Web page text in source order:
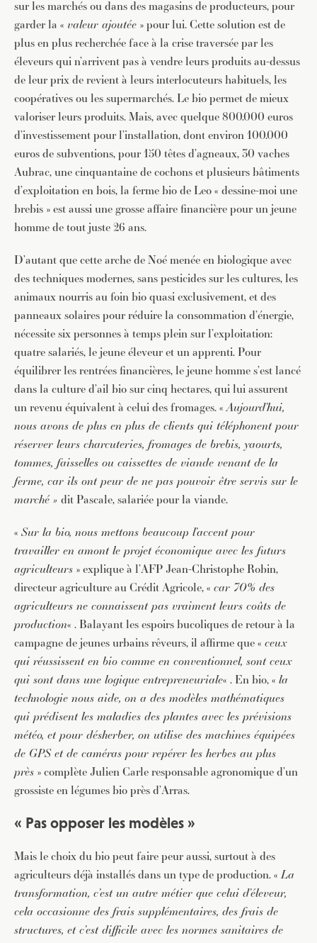
sur les marchés ou dans des magasins de producteurs, pour
garder la « valeur ajoutée » pour lui. Cette solution est de
plus en plus recherchée face à la crise traversée par les
éleveurs qui n’arrivent pas à vendre leurs produits au-dessus
de leur prix de revient à leurs interlocuteurs habituels, les
coopératives ou les supermarchés. Le bio permet de mieux
valoriser leurs produits. Mais, avec quelque 800.000 euros
d’investissement pour l’installation, dont environ 100.000
euros de subventions, pour 150 têtes d’agneaux, 30 vaches
Aubrac, une cinquantaine de cochons et plusieurs bâtiments
d’exploitation en bois, la ferme bio de Leo « dessine-moi une
brebis » est aussi une grosse affaire financière pour un jeune
homme de tout juste 26 ans.
D’autant que cette arche de Noé menée en biologique avec
des techniques modernes, sans pesticides sur les cultures, les
animaux nourris au foin bio quasi exclusivement, et des
panneaux solaires pour réduire la consommation d’énergie,
nécessite six personnes à temps plein sur l’exploitation:
quatre salariés, le jeune éleveur et un apprenti. Pour
équilibrer les rentrées financières, le jeune homme s’est lancé
dans la culture d’ail bio sur cinq hectares, qui lui assurent
un revenu équivalent à celui des fromages. «Aujourd’hui,
nous avons de plus en plus de clients qui téléphonent pour
réserver leurs charcuteries, fromages de brebis, yaourts,
tommes, faisselles ou caissettes de viande venant de la
ferme, car ils ont peur de ne pas pouvoir être servis sur le
marché » dit Pascale, salariée pour la viande.
« Sur la bio, nous mettons beaucoup l’accent pour
travailler en amont le projet économique avec les futurs
agriculteurs » explique à l’AFP Jean-Christophe Robin,
directeur agriculture au Crédit Agricole, « car 70% des
agriculteurs ne connaissent pas vraiment leurs coûts de
production« . Balayant les espoirs bucoliques de retour à la
campagne de jeunes urbains rêveurs, il affirme que « ceux
qui réussissent en bio comme en conventionnel, sont ceux
qui sont dans une logique entrepreneuriale« . En bio, « la
technologie nous aide, on a des modèles mathématiques
qui prédisent les maladies des plantes avec les prévisions
météo, et pour désherber, on utilise des machines équipées
de GPS et de caméras pour repérer les herbes au plus
près » complète Julien Carle responsable agronomique d’un
grossiste en légumes bio près d’Arras.
« Pas opposer les modèles »
Mais le choix du bio peut faire peur aussi, surtout à des
agriculteurs déjà installés dans un type de production. «La
transformation, c’est un autre métier que celui d’éleveur,
cela occasionne des frais supplémentaires, des frais de
structures, et c’est difficile avec les normes sanitaires de